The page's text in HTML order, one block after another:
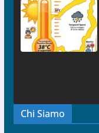
Chi Siamo